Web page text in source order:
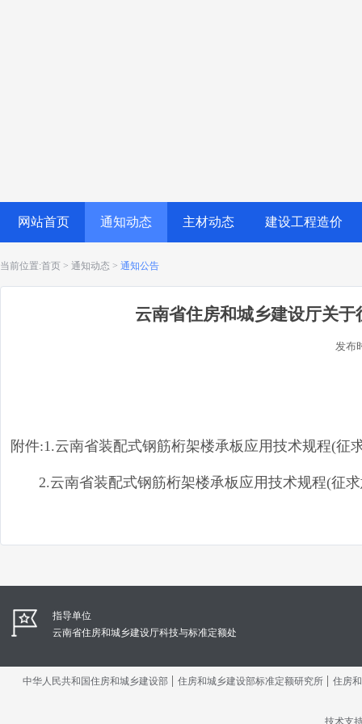
网站首页 通知动态 主材动态 建设工程造价
当前位置:首页 > 通知动态 > 通知公告
云南省住房和城乡建设厅关
发布
附件:1.云南省装配式钢筋桁架楼承板应用技术规程(征
2.云南省装配式钢筋桁架楼承板应用技术规程(征
指导单位
云南省住房和城乡建设厅科技与标准定额处
中华人民共和国住房和城乡建设部 | 住房和城乡建设部标准定额研究所 | 住房
技术支